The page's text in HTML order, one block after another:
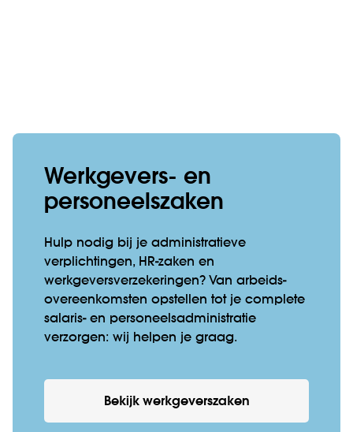
Werkgevers- en
personeelszaken
Hulp nodig bij je administratieve
verplichtingen, HR-zaken en
werkgeversverzekeringen? Van arbeids­
overeen­komsten opstellen tot je complete
salaris- en personeels­admini­stratie
verzorgen: wij helpen je graag.
Bekijk werkgeverszaken